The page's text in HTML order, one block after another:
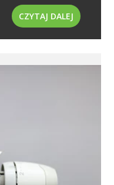
CZYTAJ DALEJ